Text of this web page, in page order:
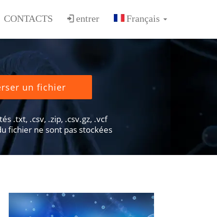
CONTACTS entrer
un fichier
.txt, .csv, .zip, .csv.gz, .vcf
fichier ne sont pas stockées